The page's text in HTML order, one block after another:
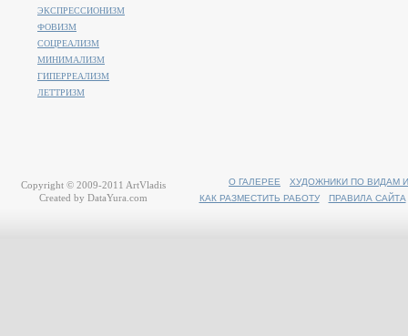
ЭКСПРЕССИОНИЗМ
ФОВИЗМ
СОЦРЕАЛИЗМ
МИНИМАЛИЗМ
ГИПЕРРЕАЛИЗМ
ЛЕТТРИЗМ
О ГАЛЕРЕЕ
ХУДОЖНИКИ ПО ВИДАМ
КАК РАЗМЕСТИТЬ РАБОТУ
ПРАВИЛА САЙТА
Copyright © 2009-2011 ArtVladis
Created by DataYura.com